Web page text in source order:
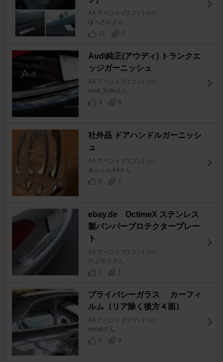
A4 アバント (ワゴン) [B8]
ぽっさんさん
21
0
Audi純正(アウディ) トランクエ
ッジガーニッシュ
A4 アバント (ワゴン) [B8]
audi_hideさん
3
0
社外品 ドアハンドルガーニッシ
ュ
A4 アバント (ワゴン) [B8]
あっくんA4さん
5
1
ebay.de OctimeX ステンレス
製バンパープロテクタープレー
ト
A4 アバント (ワゴン) [B8]
のぶぞうさん
3
1
プライバシーガラス カーフィ
ルム（リア除く後方４面）
A4 アバント (ワゴン) [B8]
mimaさん
0
0